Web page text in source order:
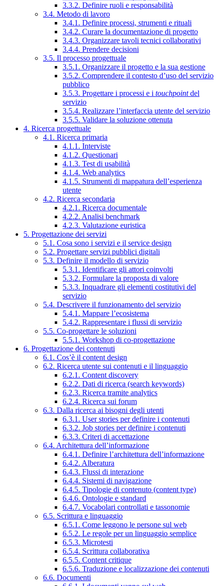
3.3.2. Definire ruoli e responsabilità
3.4. Metodo di lavoro
3.4.1. Definire processi, strumenti e rituali
3.4.2. Curare la documentazione di progetto
3.4.3. Organizzare tavoli tecnici collaborativi
3.4.4. Prendere decisioni
3.5. Il processo progettuale
3.5.1. Organizzare il progetto e la sua gestione
3.5.2. Comprendere il contesto d’uso del servizio
pubblico
3.5.3. Progettare i processi e i touchpointdel
servizio
3.5.4. Realizzare l’interfaccia utente del servizio
3.5.5. Validare la soluzione ottenuta
4. Ricerca progettuale
4.1. Ricerca primaria
4.1.1. Interviste
4.1.2. Questionari
4.1.3. Test di usabilità
4.1.4. Web analytics
4.1.5. Strumenti di mappatura dell’esperienza
utente
4.2. Ricerca secondaria
4.2.1. Ricerca documentale
4.2.2. Analisi benchmark
4.2.3. Valutazione euristica
5. Progettazione dei servizi
5.1. Cosa sono i servizi e il service design
5.2. Progettare servizi pubblici digitali
5.3. Definire il modello di servizio
5.3.1. Identificare gli attori coinvolti
5.3.2. Formulare la proposta di valore
5.3.3. Inquadrare gli elementi costitutivi del
servizio
5.4. Descrivere il funzionamento del servizio
5.4.1. Mappare l’ecosistema
5.4.2. Rappresentare i flussi di servizio
5.5. Co-progettare le soluzioni
5.5.1. Workshop di co-progettazione
6. Progettazione dei contenuti
6.1. Cos’è il content design
6.2. Ricerca utente sui contenuti e il linguaggio
6.2.1. Content discovery
6.2.2. Dati di ricerca (search keywords)
6.2.3. Ricerca tramite analytics
6.2.4. Ricerca sui forum
6.3. Dalla ricerca ai bisogni degli utenti
6.3.1. User stories per definire i contenuti
6.3.2. Job stories per definire i contenuti
6.3.3. Criteri di accettazione
6.4. Architettura dell’informazione
6.4.1. Definire l’architettura dell’informazione
6.4.2. Alberatura
6.4.3. Flussi di interazione
6.4.4. Sistemi di navigazione
6.4.5. Tipologie di contenuto (content type)
6.4.6. Ontologie e standard
6.4.7. Vocabolari controllati e tassonomie
6.5. Scrittura e linguaggio
6.5.1. Come leggono le persone sul web
6.5.2. Le regole per un linguaggio semplice
6.5.3. Microtesti
6.5.4. Scrittura collaborativa
6.5.5. Content critique
6.5.6. Traduzione e localizzazione dei contenuti
6.6. Documenti